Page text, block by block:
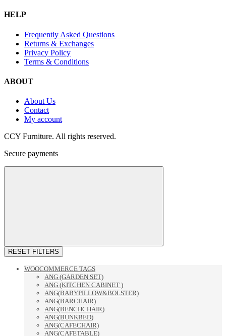
HELP
Frequently Asked Questions
Returns & Exchanges
Privacy Policy
Terms & Conditions
ABOUT
About Us
Contact
My account
CCY Furniture. All rights reserved.
Secure payments
RESET FILTERS
WOOCOMMERCE TAGS
ANG (GARDEN SET)
ANG (KITCHEN CABINET )
ANG(BABYPILLOW&BOLSTER)
ANG(BARCHAIR)
ANG(BENCHCHAIR)
ANG(BUNKBED)
ANG(CAFECHAIR)
ANG(CAFETABLE)